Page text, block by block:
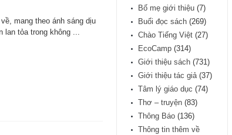
mang theo ánh sáng dịu
lan tỏa trong không ...
Bố mẹ giới thiệu (7)
Buổi đọc sách (269)
Chào Tiếng Việt (27)
EcoCamp (314)
Giới thiệu sách (731)
Giới thiệu tác giả(37)
Tâm lý giáo dục (74)
Thơ – truyện (83)
Thông Báo (136)
Thông tin thêm về